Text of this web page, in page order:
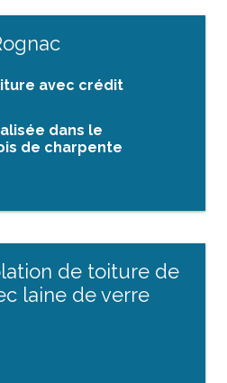
avec crédit
dans le
de charpente
de toiture de
laine de verre